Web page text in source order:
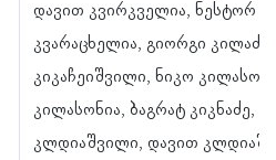
დავით კვირკველია, ნესტორ
კვარაცხელია, გიორგი
კიკაჩეიშვილი, ნიკო
კილასონია, ბაგრატ კიკნაძე,
კლდიაშვილი, დავით